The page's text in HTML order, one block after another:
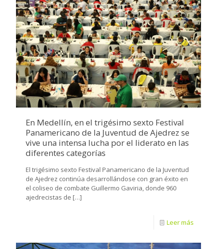
En Medellín, en el trigésimo sexto Festival
Panamericano de la Juventud de Ajedrez se
vive una intensa lucha por el liderato en las
diferentes categorías
El trigésimo sexto Festival Panamericano de la Juventud
de Ajedrez continúa desarrollándose con gran éxito en
el coliseo de combate Guillermo Gaviria, donde 960
ajedrecistas de […]
Leer más